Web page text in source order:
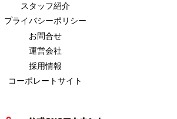
スタッフ紹介
プライバシーポリシー
お問合せ
運営会社
採用情報
コーポレートサイト